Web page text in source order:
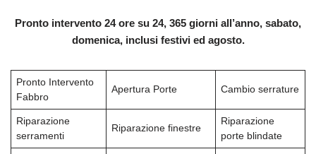
Pronto intervento 24 ore su 24, 365 giorni all’anno, sabato,
domenica, inclusi festivi ed agosto.
Pronto Intervento
Fabbro
Apertura Porte Cambio serrature
Riparazione
serramenti
Riparazione finestre
Riparazione
porte blindate